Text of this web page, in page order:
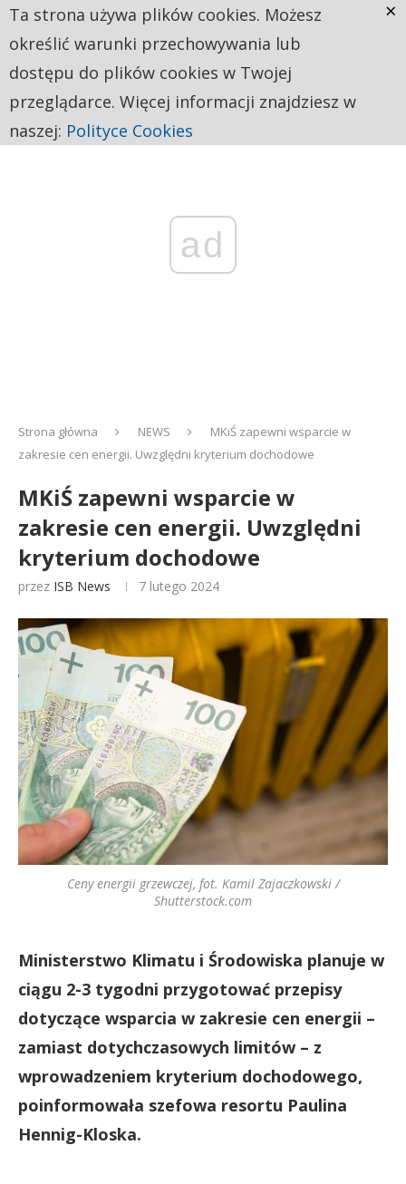
ad
Strona główna NEWS
MKiŚ zapewni wsparcie w
zakresie cen energii. Uwzględni kryterium dochodowe
MKiŚ zapewni wsparcie w
zakresie cen energii. Uwzględni
kryterium dochodowe
przez ISB News 7 lutego 2024
Ceny energii grzewczej, fot. Kamil Zajaczkowski /
Shutterstock.com
Ministerstwo Klimatu i Środowiska planuje w
ciągu 2-3 tygodni przygotować przepisy
dotyczące wsparcia w zakresie cen energii –
zamiast dotychczasowych limitów – z
wprowadzeniem kryterium dochodowego,
poinformowała szefowa resortu Paulina
Hennig-Kloska.
Ta strona używa plików cookies. Możesz
określić warunki przechowywania lub
dostępu do plików cookies w Twojej
przeglądarce. Więcej informacji znajdziesz w
naszej: Polityce Cookies
×